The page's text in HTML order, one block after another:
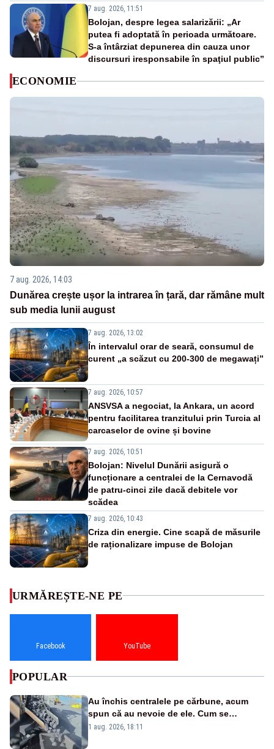
7 aug. 2026, 11:51
Bolojan, despre legea salarizării: „Ar
putea fi adoptată în perioada următoare.
S-a întârziat depunerea din cauza unor
discursuri iresponsabile în spaţiul public”
ECONOMIE
7 aug. 2026, 14:03
Dunărea crește ușor la intrarea în țară, dar rămâne mult
sub media lunii august
7 aug. 2026, 13:02
În intervalul orar de seară, consumul de
curent „a scăzut cu 200-300 de megawați”
7 aug. 2026, 10:57
ANSVSA a negociat, la Ankara, un acord
pentru facilitarea tranzitului prin Turcia al
carcaselor de ovine și bovine
7 aug. 2026, 10:51
Bolojan: Nivelul Dunării asigură o
funcționare a centralei de la Cernavodă
de patru-cinci zile dacă debitele vor
scădea
7 aug. 2026, 10:43
Criza din energie. Cine scapă de măsurile
de raționalizare impuse de Bolojan
URMĂREȘTE-NE PE
Facebook YouTube
POPULAR
Au închis centralele pe cărbune, acum
spun că au nevoie de ele. Cum se
pasează vina în plină criză energetică
1 aug. 2026, 18:11